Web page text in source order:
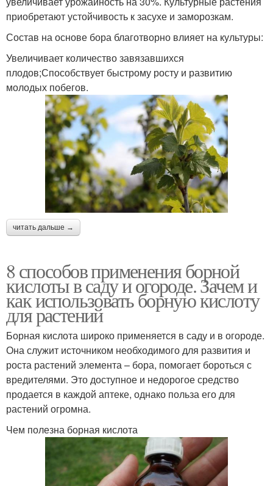
приобретают устойчивость к засухе и заморозкам.
Состав на основе бора благотворно влияет на культуры:
Увеличивает количество завязавшихся
плодов;Способствует быстрому росту и развитию
молодых побегов.
читать дальше →
8 способов применения борной
кислоты в саду и огороде. Зачем и
как использовать борную кислоту
для растений
Борная кислота широко применяется в саду и в огороде.
Она служит источником необходимого для развития и
роста растений элемента – бора, помогает бороться с
вредителями. Это доступное и недорогое средство
продается в каждой аптеке, однако польза его для
растений огромна.
Чем полезна борная кислота